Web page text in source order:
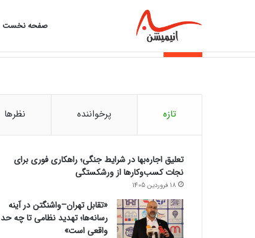
صفحه نخست
خبر فوری
از تورم تا اقساط؛ چرا بازار وام داغ شد؟
تازه پرخواننده نظرها
تعلیق اجاره‌بها در شرایط جنگی؛ راهکاری فوری برای
نجات کسب‌وکارها از ورشکستگی
18 فروردین 1405
«تقابل تهران–واشنگتن در آینه
رسانه‌ها؛ تهدید نظامی تا چه حد
واقعی است»